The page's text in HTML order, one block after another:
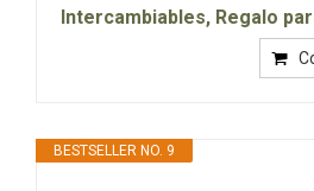
Intercambiables, Regalo
BESTSELLER NO. 9